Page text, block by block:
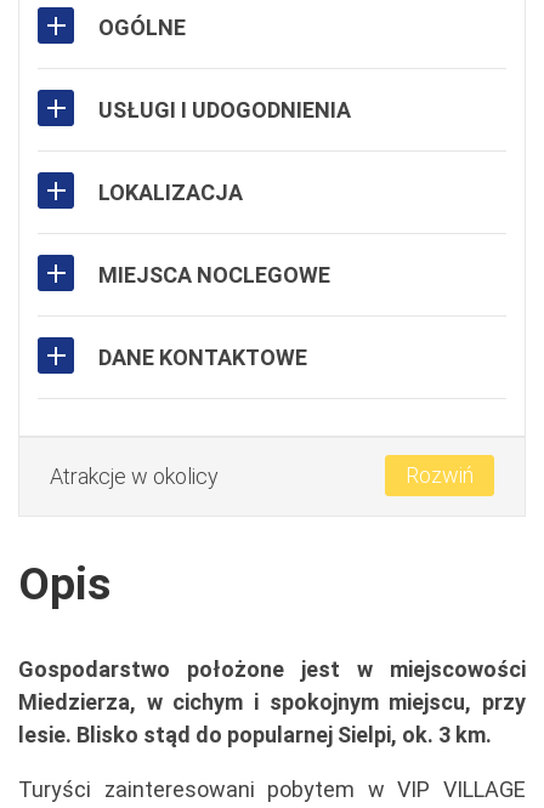
OGÓLNE
USŁUGI I UDOGODNIENIA
LOKALIZACJA
MIEJSCA NOCLEGOWE
DANE KONTAKTOWE
Atrakcje w okolicy Rozwiń
Opis
Gospodarstwo położone jest w miejscowości
Miedzierza, w cichym i spokojnym miejscu, przy
lesie. Blisko stąd do popularnej Sielpi, ok. 3 km.
Turyści zainteresowani pobytem w VIP VILLAGE